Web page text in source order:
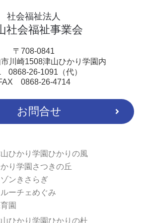
社会福祉法人
社会福祉事業会
〒708-0841
川崎1508津山ひかり学園内
0868-26-1091（代）
0868-26-4714
お問合せ
ひかり学園ひかりの風
り学園さつきの丘
ンきさらぎ
ーチェめぐみ
園
ひかり学園ひかりの杜